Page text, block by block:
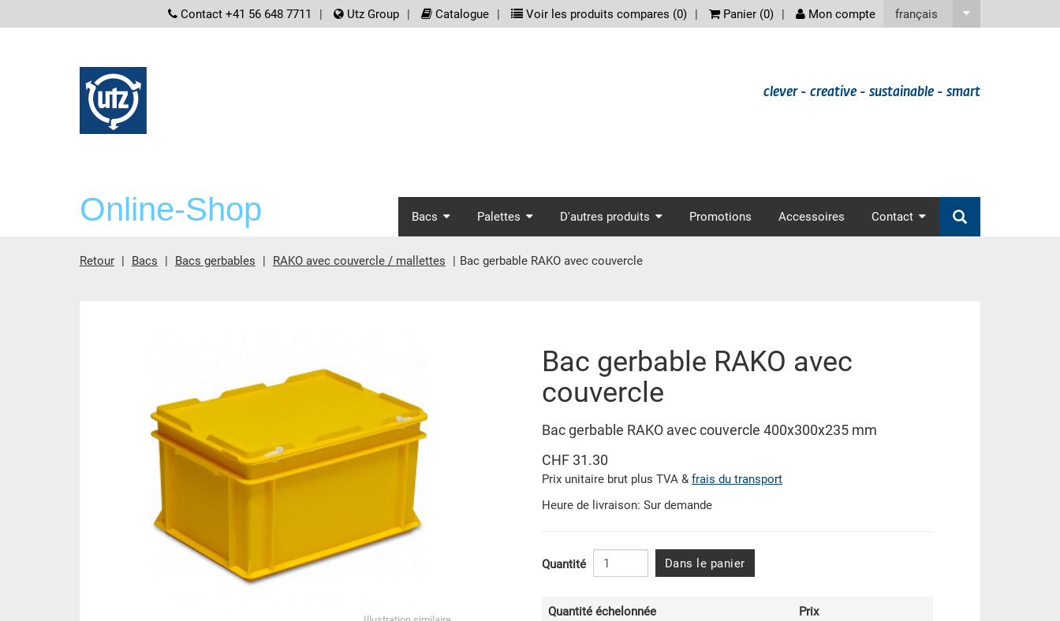
français
screenreader.meta_nav
Contact +41 56 648 7711 Utz Group Catalogue Voir les produits compares (0) Panier (0) Mon compte
clever - creative - sustainable - smart
Online-Shop screenreader.main_nav
Bacs Palettes D'autres produits Promotions Accessoires Contact
Retour Bacs Bacs gerbables RAKO avec couvercle / mallettes Bac gerbable RAKO avec couvercle
Bac gerbable RAKO avec
couvercle
Bac gerbable RAKO avec couvercle 400x300x235 mm
CHF 31.30
Prix unitaire brut plus TVA & frais du transport
Heure de livraison: Sur demande
Quantité Dans le panier
Quantité échelonnée Prix